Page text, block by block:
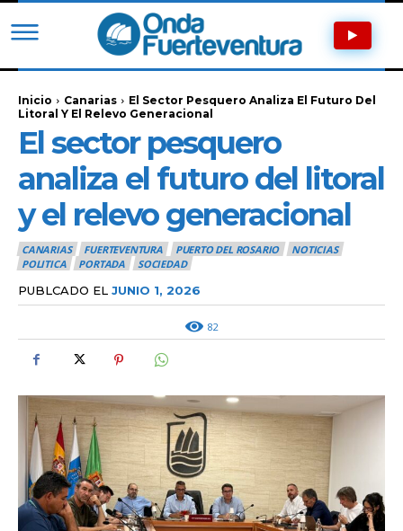
Inicio Canarias
El Sector Pesquero Analiza El Futuro Del
Litoral Y El Relevo Generacional
El sector pesquero
analiza el futuro del litoral
y el relevo generacional
CANARIAS FUERTEVENTURA PUERTO DEL ROSARIO
NOTICIAS
POLITICA
PORTADA SOCIEDAD
PUBLCADO EL JUNIO 1, 2026
82